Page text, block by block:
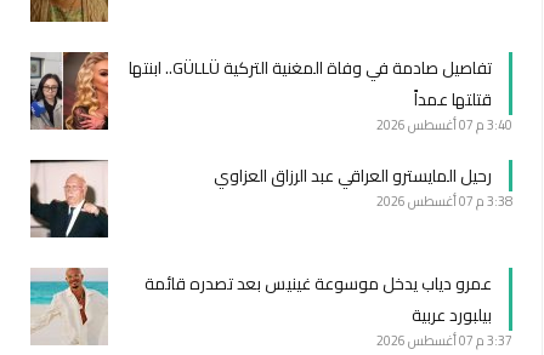
تفاصيل صادمة في وفاة المغنية التركية GÜLLÜ.. ابنتها
قتلتها عمداً
3:40 م 07 أغسطس 2026
رحيل المايسترو العراقي عبد الرزاق العزاوي
3:38 م 07 أغسطس 2026
عمرو دياب يدخل موسوعة غينيس بعد تصدره قائمة
بيلبورد عربية
3:37 م 07 أغسطس 2026